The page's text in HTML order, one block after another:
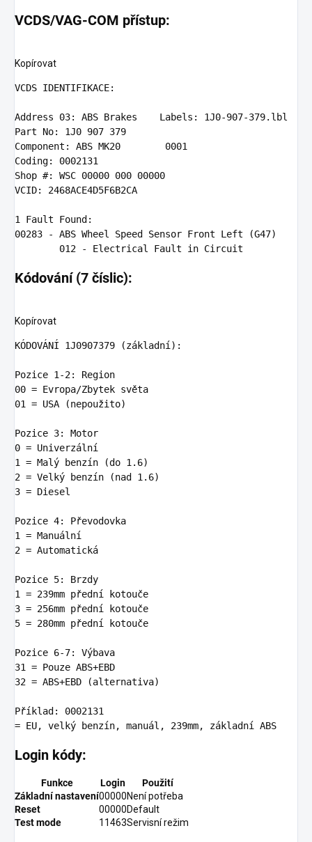
VCDS/VAG-COM přístup:
Kopírovat
VCDS IDENTIFIKACE:
Address 03: ABS Brakes    Labels: 1J0-907-379
Part No: 1J0 907 379
Component : ABS MK20 0001
Coding: 0002131
Shop #: WSC 00000 000 00000
VCID: 2468ACE4D5F6B2CA
1
00283 - ABS Wheel Speed Sensor Front Left (G47)
012
Kódování (7 číslic):
Kopírovat
KÓDOVÁNÍ 1J0907379 (základní) :
Pozice 1-2:
00
01 = USA (nepoužito)
Pozice 3:
0 = Univerzáln
1 = Malý benzín (do 1.6
2 = Velký benzín (nad 1.6
3 = Diesel
Pozice 4:
1 = Manuáln
2 = Automatická
Pozice 5:
1 = 239
3 = 256
5 = 280mm přední kotouče
Pozice 6-7:
31 = Pouze ABS
32 = ABS+EBD (alternativa)
Příklad:
0002131
= EU, velký benzín, manuál, 239mm, základní ABS
Login kódy:
Funkce Login
Použití
Základní nastavení00000Není potřeba
Reset
00000Default
Test mode
11463Servisní režim